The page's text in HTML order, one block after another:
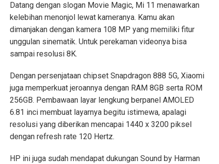
Datang dengan slogan Movie Magic, Mi 11 menawarkan
kelebihan menonjol lewat kameranya. Kamu akan
dimanjakan dengan kamera 108 MP yang memiliki fitur
unggulan sinematik. Untuk perekaman videonya bisa
sampai resolusi 8K.
Dengan persenjataan chipset Snapdragon 888 5G, Xiaomi
juga memperkuat jeroannya dengan RAM 8GB serta ROM
256GB. Pembawaan layar lengkung berpanel AMOLED
6.81 inci membuat layarnya begitu istimewa, apalagi
resolusi yang diberikan mencapai 1440 x 3200 piksel
dengan refresh rate 120 Hertz.
HP ini juga sudah mendapat dukungan Sound by Harman